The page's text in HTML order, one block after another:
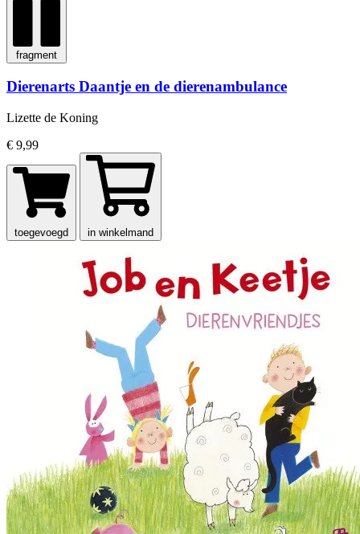
fragment
Dierenarts Daantje en de dierenambulance
Lizette de Koning
€ 9,99
toegevoegd in winkelmand